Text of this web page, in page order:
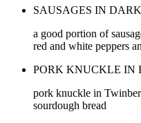
SAUSAGES IN
a good portion of
red and white peppers
PORK KNUCKLE IN
pork knuckle in
sourdough bread